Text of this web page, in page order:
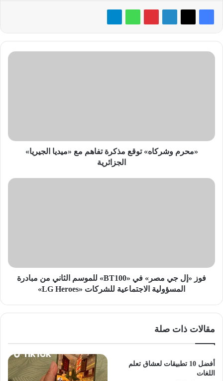
«محرم
الجزائرية
«محرم وشركاه» توقع مذكرة تفاهم مع «ميديا الجيريا»
الجزائرية
فوز
من
مبادرة
Heroes»
فوز «إل جي مصر» في «BT100» للموسم الثاني من مبادرة
المسؤولية الاجتماعية للشركات «LG Heroes»
مقالات ذات صلة
أفضل 10 تطبيقات لعشاق تعلم
اللغات